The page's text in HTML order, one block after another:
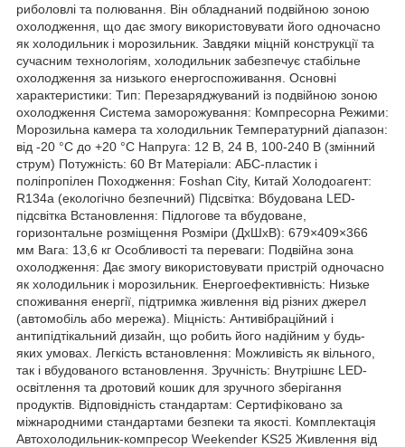
риболовлі та полювання. Він обладнаний подвійною зоною
охолодження, що дає змогу використовувати його одночасно
як холодильник і морозильник. Завдяки міцній конструкції та
сучасним технологіям, холодильник забезпечує стабільне
охолодження за низького енергоспоживання. Основні
характеристики: Тип: Перезаряджуваний із подвійною зоною
охолодження Система заморожування: Компресорна Режими:
Морозильна камера та холодильник Температурний діапазон:
від -20 °C до +20 °C Напруга: 12 В, 24 В, 100-240 В (змінний
струм) Потужність: 60 Вт Матеріали: АБС-пластик і
поліпропілен Походження: Foshan City, Китай Холодоагент:
R134a (екологічно безпечний) Підсвітка: Вбудована LED-
підсвітка Встановлення: Підлогове та вбудоване,
горизонтальне розміщення Розміри (ДхШхВ): 679×409×366
мм Вага: 13,6 кг Особливості та переваги: Подвійна зона
охолодження: Дає змогу використовувати пристрій одночасно
як холодильник і морозильник. Енергоефективність: Низьке
споживання енергії, підтримка живлення від різних джерел
(автомобіль або мережа). Міцність: Антивібраційний і
антипідтікальний дизайн, що робить його надійним у будь-
яких умовах. Легкість встановлення: Можливість як вільного,
так і вбудованого встановлення. Зручність: Внутрішнє LED-
освітлення та дротовий кошик для зручного зберігання
продуктів. Відповідність стандартам: Сертифіковано за
міжнародними стандартами безпеки та якості. Комплектація
Автохолодильник-компресор Weekender KS25 Живлення від